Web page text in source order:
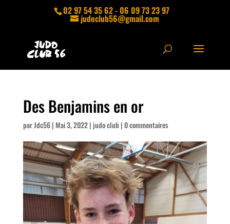
02 97 54 35 62 - 06 09 73 23 97
judoclub56@gmail.com
Des Benjamins en or
parJdc56| Mai 3, 2022| judo club |0 commentaires